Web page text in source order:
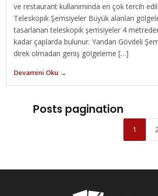
ve restaurant kullanımında en çok tercih
Teleskopik Şemsiyeler Büyük alanları
tasarlanan teleskopik şemsiyeler 4
kadar çaplarda bulunur. Yandan Gövdeli
direk olmadan geniş gölgeleme […]
Devamini Oku →
Posts pagination
1